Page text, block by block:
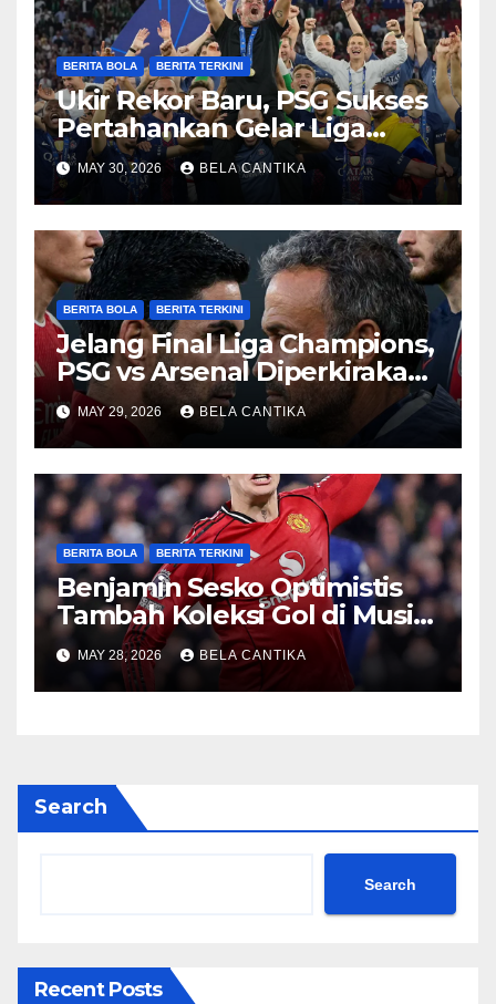
BERITA BOLA BERITA TERKINI
Ukir Rekor Baru, PSG Sukses
Pertahankan Gelar Liga
Champions
MAY 30, 2026 BELA CANTIKA
BERITA BOLA BERITA TERKINI
Jelang Final Liga Champions,
PSG vs Arsenal Diperkirakan
Sengit
MAY 29, 2026 BELA CANTIKA
BERITA BOLA BERITA TERKINI
Benjamin Sesko Optimistis
Tambah Koleksi Gol di Musim
2026/27
MAY 28, 2026 BELA CANTIKA
Search
Search
Recent Posts